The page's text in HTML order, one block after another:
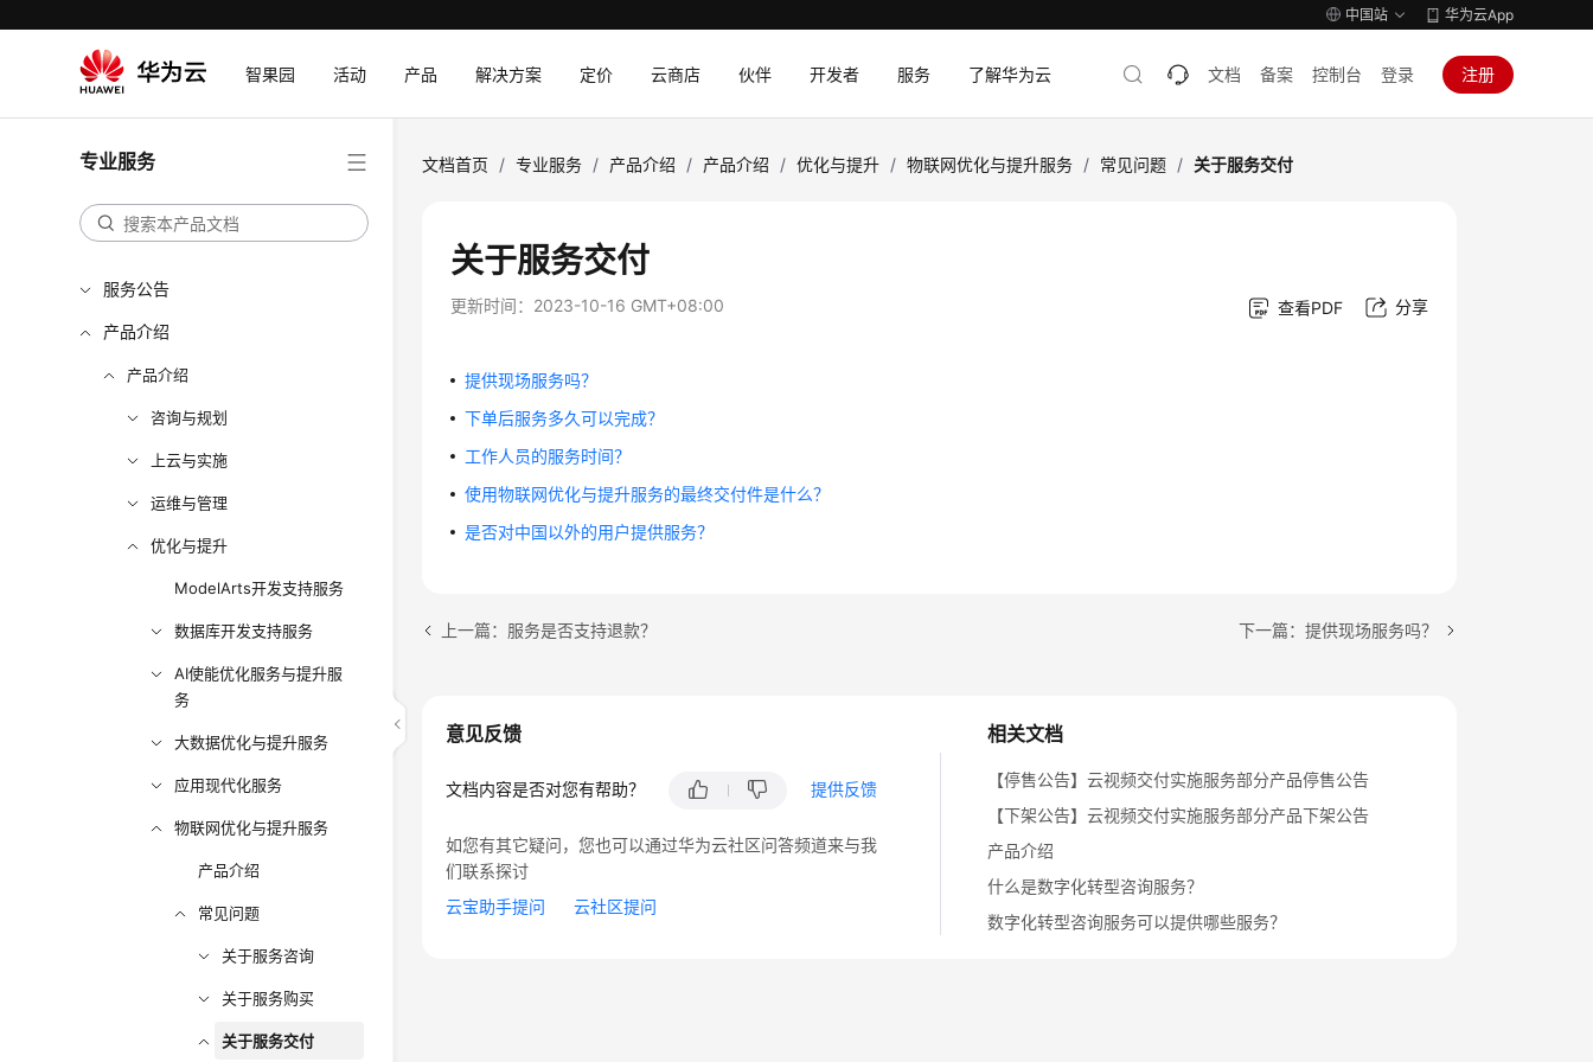
中国站 华为云App
智果园 活动 产品 解决方案 定价 云商店 伙伴 开发者 服务 了解华为云 文档 备案 控制台 登录 注册
专业服务
服务公告
产品介绍
产品介绍
咨询与规划
上云与实施
运维与管理
优化与提升
ModelArts开发支持服务
数据库开发支持服务
AI使能优化服务与提升服
务
大数据优化与提升服务
应用现代化服务
物联网优化与提升服务
产品介绍
常见问题
关于服务咨询
关于服务购买
关于服务交付
文档首页 / 专业服务 / 产品介绍 / 产品介绍 / 优化与提升 / 物联网优化与提升服务 / 常见问题 / 关于服务交付
关于服务交付
更新时间： 2023-10-16 GMT+08:00 查看PDF 分享
提供现场服务吗？
下单后服务多久可以完成？
工作人员的服务时间？
使用物联网优化与提升服务的最终交付件是什么？
是否对中国以外的用户提供服务？
上一篇：服务是否支持退款？ 下一篇：提供现场服务吗？
相关文档
【停售公告】云视频交付实施服务部分产品停售公告
【下架公告】云视频交付实施服务部分产品下架公告
产品介绍
什么是数字化转型咨询服务？
数字化转型咨询服务可以提供哪些服务？
意见反馈
文档内容是否对您有帮助？ 提供反馈
如您有其它疑问，您也可以通过华为云社区问答频道来与我
们联系探讨
云宝助手提问
云社区提问